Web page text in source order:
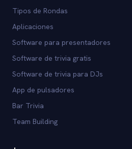
Tipos de Rondas
Aplicaciones
Software para presentadores
Software de trivia gratis
Software de trivia para DJs
App de pulsadores
Bar Trivia
Team Building